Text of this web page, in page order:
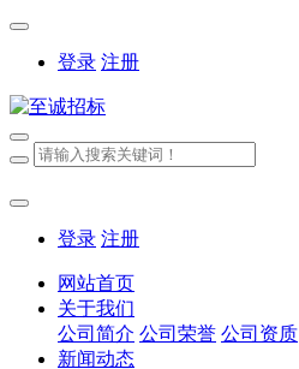
登录 注册
登录 注册
网站首页
关于我们
公司简介 公司荣誉 公司资质
新闻动态